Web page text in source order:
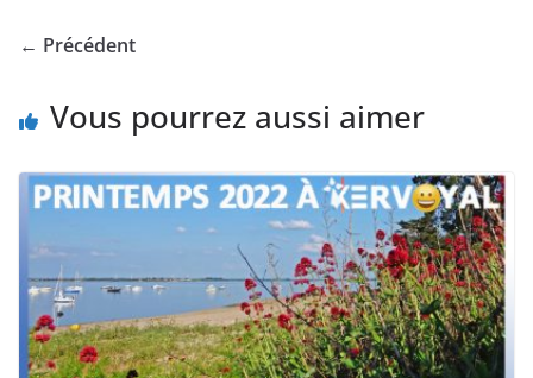
← Précédent
Vous pourrez aussi aimer